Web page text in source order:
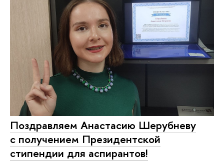
Поздравляем Анастасию Шерубневу
с получением Президентской
стипендии для аспирантов!